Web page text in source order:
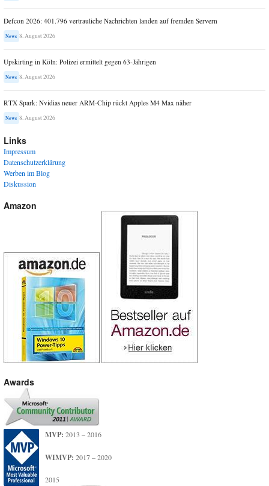
Defcon 2026: 401.796 vertrauliche Nachrichten landen auf fremden Servern
News 8. August 2026
Upskirting in Köln: Polizei ermittelt gegen 63-Jährigen
News 8. August 2026
RTX Spark: Nvidias neuer ARM-Chip rückt Apples M4 Max näher
News 8. August 2026
Links
Impressum
Datenschutzerklärung
Werben im Blog
Diskussion
Amazon
Awards
MVP: 2013 – 2016
WIMVP: 2017 – 2020
2015